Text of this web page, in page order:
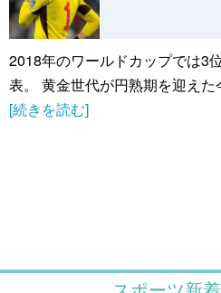
2018年のワールドカップでは3
表。 黄金世代が円熟期を迎えた
[続きを読む]